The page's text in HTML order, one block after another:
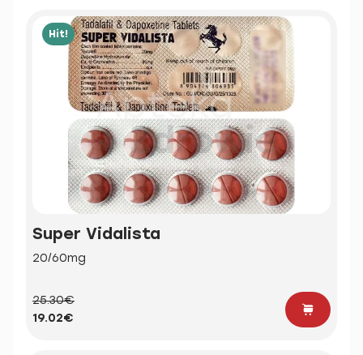
Hit!
Super Vidalista
20/60mg
25.30€
19.02€